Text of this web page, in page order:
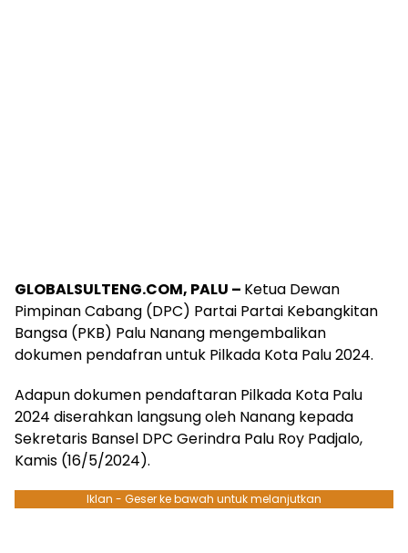
GLOBALSULTENG.COM, PALU – Ketua Dewan
Pimpinan Cabang (DPC) Partai Partai Kebangkitan
Bangsa (PKB) Palu Nanang mengembalikan
dokumen pendafran untuk Pilkada Kota Palu 2024.
Adapun dokumen pendaftaran Pilkada Kota Palu
2024 diserahkan langsung oleh Nanang kepada
Sekretaris Bansel DPC Gerindra Palu Roy Padjalo,
Kamis (16/5/2024).
Iklan - Geser ke bawah untuk melanjutkan